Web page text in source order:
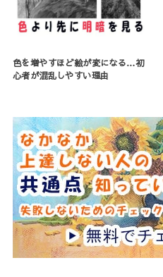
色を増やすほど絵が変になる…初
心者が混乱しやすい理由